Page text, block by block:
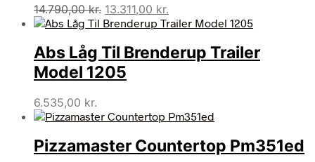
14.790,00kr. Den
oprindelige
var:
14.790,00 kr..
13.311,00 kr.
aktuelle
er:
13.311,00 kr..
Abs Låg Til Brenderup Trailer
Model 1205
6.535,00 kr.
Pizzamaster Countertop Pm351ed